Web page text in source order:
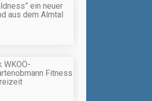
ein neuer
aus dem Almtal
WKOÖ-
Fitness